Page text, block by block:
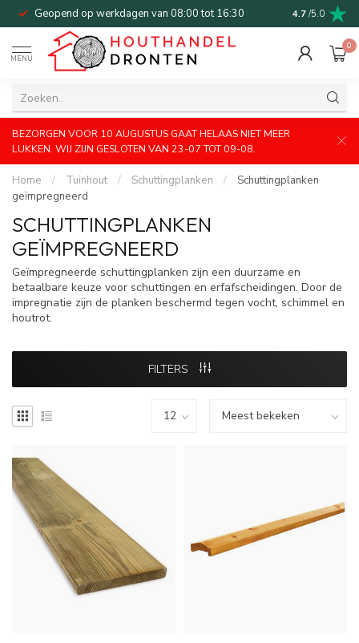
Geopend op werkdagen van 08:00 tot 16:30 Bel of mail
4.7 /5.0
MENU
0
BEZORGEN VOOR 10 AUGUSTUS GAAT HELAAS NIET MEER
LUKKEN. WIJ ZIJN GESLOTEN VAN 23-07 TOT 09-08.
Home / Tuinhout / Schuttingplanken /
Schuttingplanken
geïmpregneerd
SCHUTTINGPLANKEN
GEÏMPREGNEERD
Geïmpregneerde schuttingplanken zijn een duurzame en
betaalbare keuze voor schuttingen en erfafscheidingen. Door de
impregnatie zijn de planken beschermd tegen vocht, schimmel en
houtrot.
FILTERS